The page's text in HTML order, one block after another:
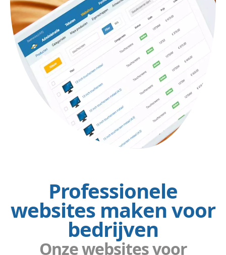
Professionele
websites maken voor
bedrijven
Onze websites voor